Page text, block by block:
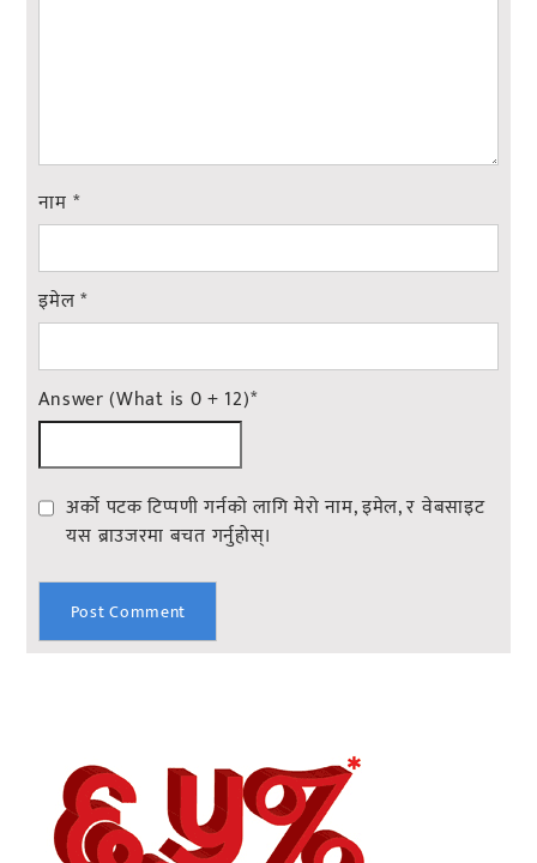
नाम *
इमेल*
Answer (What is 0 + 12)*
अर्को पटक टिप्पणी गर्नको लागि मेरो नाम, इमेल, र वेबसाइट
यस ब्राउजरमा बचत गर्नुहोस्।